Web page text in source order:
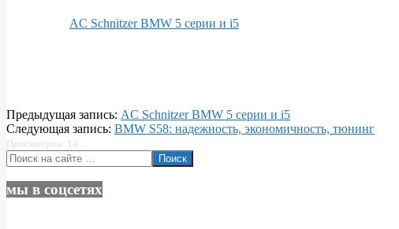
AC Schnitzer BMW 5 серии и i5
2024-
04-
27
Предыдущая запись: AC Schnitzer BMW 5 серии и i5
Следующая запись: BMW S58: надежность, экономичность, тюнинг
Просмотров: 14
Поиск
мы в соцсетях